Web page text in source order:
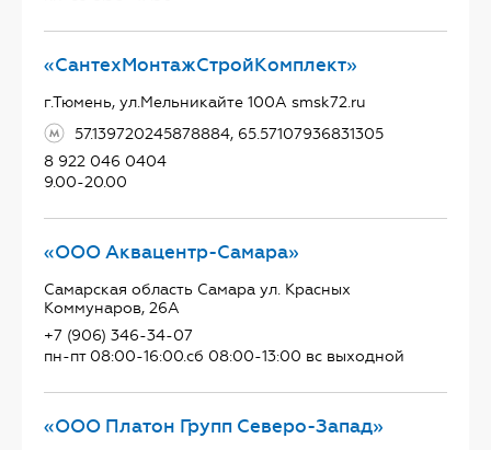
«СантехМонтажСтройКомплект»
г.Тюмень, ул.Мельникайте 100А smsk72.ru
57.139720245878884, 65.57107936831305
8 922 046 0404
9.00-20.00
«ООО Аквацентр-Самара»
Самарская область Самара ул. Красных
Коммунаров, 26А
+7 (906) 346-34-07
пн-пт 08:00-16:00.сб 08:00-13:00 вс выходной
«ООО Платон Групп Северо-Запад»